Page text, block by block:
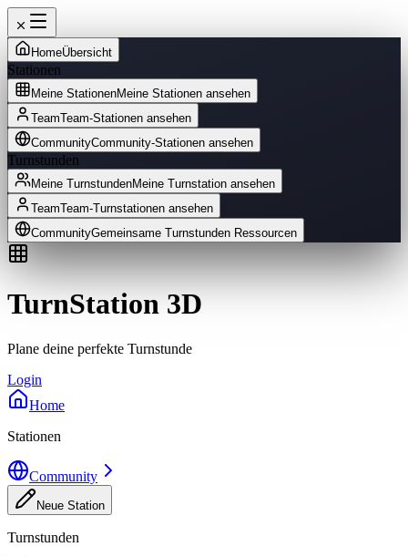
HomeÜbersicht
Stationen
Meine StationenMeine Stationen ansehen
TeamTeam-Stationen ansehen
CommunityCommunity-Stationen ansehen
Turnstunden
Meine TurnstundenMeine Turnstation ansehen
TeamTeam-Turnstationen ansehen
CommunityGemeinsame Turnstunden Ressourcen
TurnStation 3D
Plane deine perfekte Turnstunde
Login
Home
Stationen
Community
Neue Station
Turnstunden